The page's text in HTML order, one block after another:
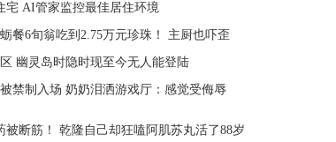
宅 AI管家监控最佳居住环境
餐6旬翁吃到2.75万元珍珠！ 主厨也吓歪
幽灵岛时隐时现至今无人能登陆
禁制入场 奶奶泪洒游戏厅：感觉受侮辱
被断筋！ 乾隆自己却狂嗑阿肌苏丸活了88岁